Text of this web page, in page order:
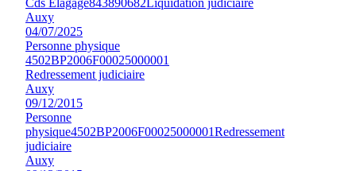
Auxy
04/07/2025
Personne physique
4502BP2006F00025000001
Redressement judiciaire
Auxy
09/12/2015
Personne
physique4502BP2006F00025000001Redressement
judiciaire
Auxy